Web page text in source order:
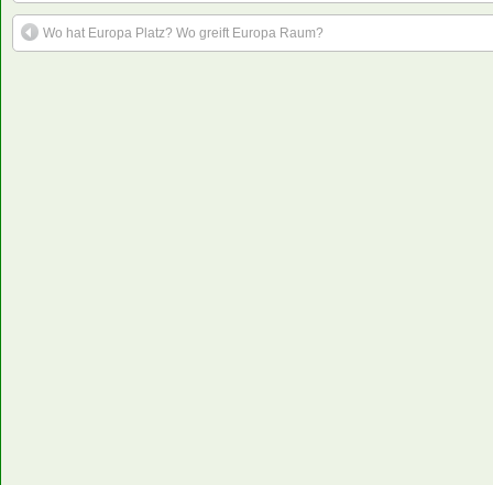
Wo hat Europa Platz? Wo greift Europa Raum?